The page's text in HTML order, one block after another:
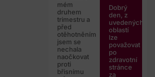
mém
druhem
trimestru a
před
otěhotněním
jsem se
nechala
naočkovat
proti
břisnímu
Dobrý
den, z
uvedených
oblastí
lze
považovat
po
zdravotní
stránce
za